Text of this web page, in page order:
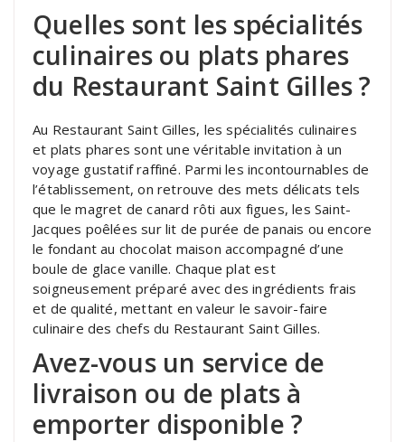
Quelles sont les spécialités
culinaires ou plats phares
du Restaurant Saint Gilles ?
Au Restaurant Saint Gilles, les spécialités culinaires
et plats phares sont une véritable invitation à un
voyage gustatif raffiné. Parmi les incontournables de
l’établissement, on retrouve des mets délicats tels
que le magret de canard rôti aux figues, les Saint-
Jacques poêlées sur lit de purée de panais ou encore
le fondant au chocolat maison accompagné d’une
boule de glace vanille. Chaque plat est
soigneusement préparé avec des ingrédients frais
et de qualité, mettant en valeur le savoir-faire
culinaire des chefs du Restaurant Saint Gilles.
Avez-vous un service de
livraison ou de plats à
emporter disponible ?